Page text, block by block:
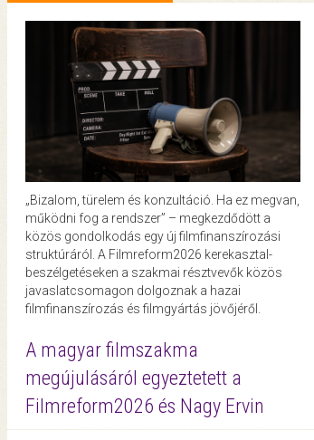
„Bizalom, türelem és konzultáció. Ha ez megvan,
működni fog a rendszer” – megkezdődött a
közös gondolkodás egy új filmfinanszírozási
struktúráról. A Filmreform2026 kerekasztal-
beszélgetéseken a szakmai résztvevők közös
javaslatcsomagon dolgoznak a hazai
filmfinanszírozás és filmgyártás jövőjéről.
A magyar filmszakma
megújulásáról egyeztetett a
Filmreform2026 és Nagy Ervin